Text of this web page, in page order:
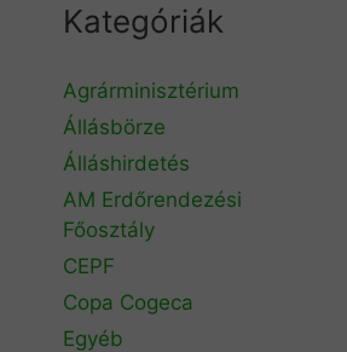
Kategóriák
Agrárminisztérium
Állásbörze
Álláshirdetés
AM Erdőrendezési
Főosztály
CEPF
Copa Cogeca
Egyéb